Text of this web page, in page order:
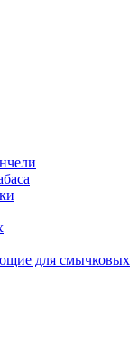
для смычковых